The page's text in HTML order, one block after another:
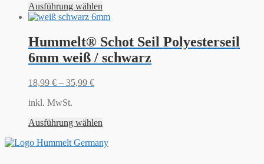
Ausführung wählen
Hummelt® Schot Seil Polyesterseil
6mm weiß / schwarz
18,99 € – 35,99 €
inkl. MwSt.
Ausführung wählen